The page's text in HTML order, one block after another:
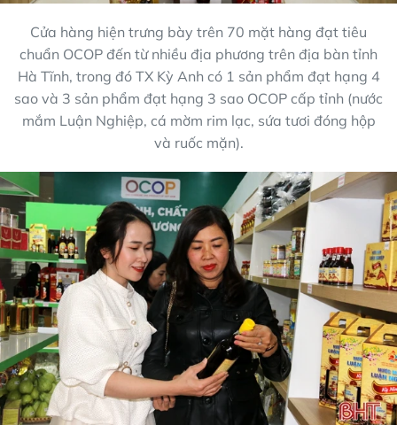
Cửa hàng hiện trưng bày trên 70 mặt hàng đạt tiêu
chuẩn OCOP đến từ nhiều địa phương trên địa bàn tỉnh
Hà Tĩnh, trong đó TX Kỳ Anh có 1 sản phẩm đạt hạng 4
sao và 3 sản phẩm đạt hạng 3 sao OCOP cấp tỉnh (nước
mắm Luận Nghiệp, cá mờm rim lạc, sứa tươi đóng hộp
và ruốc mặn).